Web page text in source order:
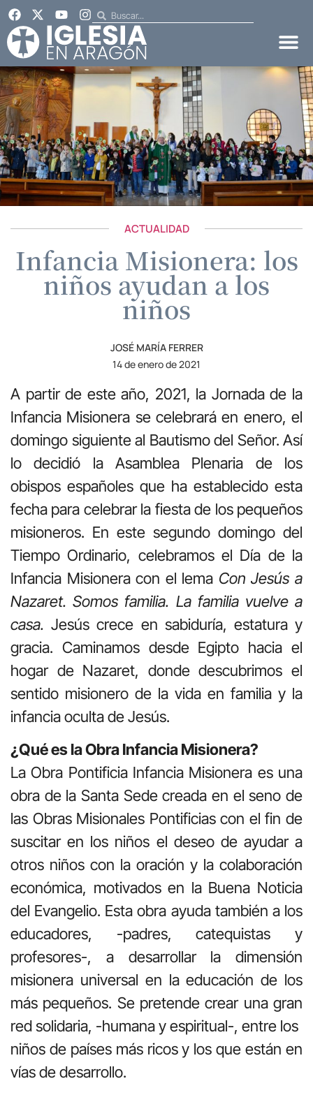
ACTUALIDAD
Infancia Misionera: los
niños ayudan a los
niños
JOSÉ MARÍA FERRER
14 de enero de 2021
A partir de este año, 2021, la Jornada de la
Infancia Misionera se celebrará en enero, el
domingo siguiente al Bautismo del Señor. Así
lo decidió la Asamblea Plenaria de los
obispos españoles que ha establecido esta
fecha para celebrar la fiesta de los pequeños
misioneros. En este segundo domingo del
Tiempo Ordinario, celebramos el Día de la
Infancia Misionera con el lema Con Jesús a
Nazaret. Somos familia. La familia vuelve a
casa. Jesús crece en sabiduría, estatura y
gracia. Caminamos desde Egipto hacia el
hogar de Nazaret, donde descubrimos el
sentido misionero de la vida en familia y la
infancia oculta de Jesús.
¿Qué es la Obra Infancia Misionera?
La Obra Pontificia Infancia Misionera es una
obra de la Santa Sede creada en el seno de
las Obras Misionales Pontificias con el fin de
suscitar en los niños el deseo de ayudar a
otros niños con la oración y la colaboración
económica, motivados en la Buena Noticia
del Evangelio. Esta obra ayuda también a los
educadores, -padres, catequistas y
profesores-, a desarrollar la dimensión
misionera universal en la educación de los
más pequeños. Se pretende crear una gran
red solidaria, -humana y espiritual-, entre los
niños de países más ricos y los que están en
vías de desarrollo.